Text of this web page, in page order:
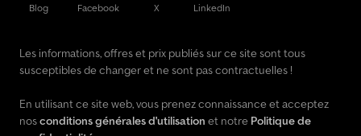
Blog Facebook X LinkedIn
Les informations, offres et prix publiés sur ce site sont tous
susceptibles de changer et ne sont pas contractuelles !
En utilisant ce site web, vous prenez connaissance et acceptez
nosconditions générales d'utilisation et notre Politique de